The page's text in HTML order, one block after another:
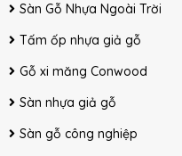
Sàn Gỗ Nhựa Ngoài Trời
Tấm ốp nhựa giả gỗ
Gỗ xi măng Conwood
Sàn nhựa giả gỗ
Sàn gỗ công nghiệp